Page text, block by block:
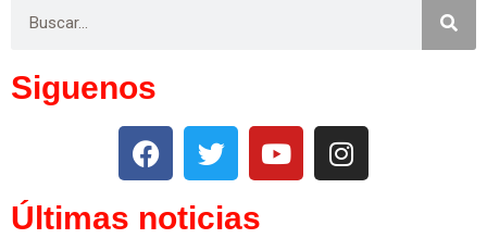
Siguenos
Últimas noticias